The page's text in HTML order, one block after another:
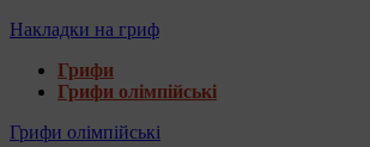
Накладки на гриф
Грифи
Грифи олімпійські
Грифи олімпійські